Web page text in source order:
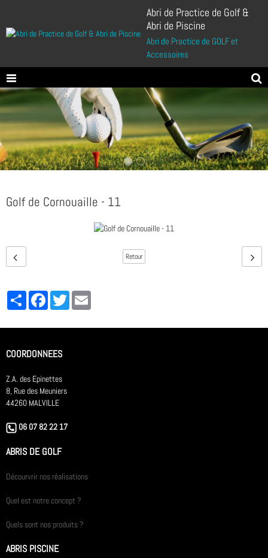
Abri de Practice de Golf &
Abri de Piscine
Abri de Practice de GOLF et
Accessoires
Golf de Cornouaille - 11
Retour
PartagerFacebookTwitter
COORDONNEES
Z.A. des Epinettes
8, Rue des Meuniers
44260 MALVILLE
06 07 82 22 17
ABRIS DE GOLF
Décourvrir nos réalisations
Quel est notre concept ?
Quels sont nos produits ?
ABRIS PISCINE